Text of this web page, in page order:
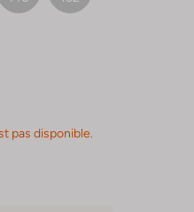
pas disponible.